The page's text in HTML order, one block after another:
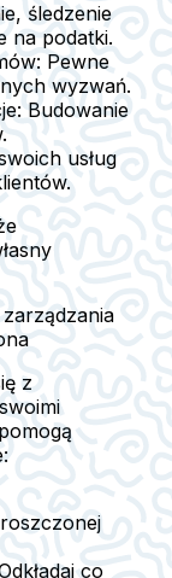
śledzenie
na podatki.
Pewne
wyzwań.
Budowanie
usług
z
co